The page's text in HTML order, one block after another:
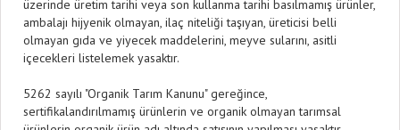
üzerinde üretim tarihi veya son kullanma tarihi basılmamış ürünler,
ambalajı hijyenik olmayan, ilaç niteliği taşıyan, üreticisi belli
olmayan gıda ve yiyecek maddelerini, meyve sularını, asitli
içecekleri listelemek yasaktır.
5262 sayılı "Organik Tarım Kanunu" gereğince,
sertifikalandırılmamış ürünlerin ve organik olmayan tarımsal